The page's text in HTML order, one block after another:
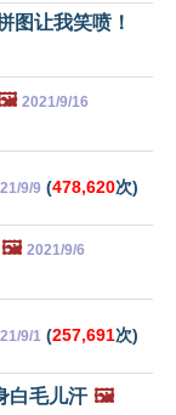
图让我笑喷！
2021/9/16
9/9 (478,620次)
🖼️ 2021/9/6
9/1 (257,691次)
白毛儿汗 🖼️